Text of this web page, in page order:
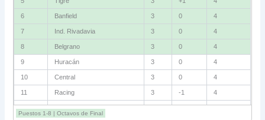
6 Banfield 3 0 4
7 Ind. Rivadavia 3 0 4
8 Belgrano 3 0 4
9 Huracán 3 0 4
10 Central 3 0 4
11 Racing 3 -1 4
12 Estudiantes RC 3 -2 4
Puestos 1-8 | Octavos de Final